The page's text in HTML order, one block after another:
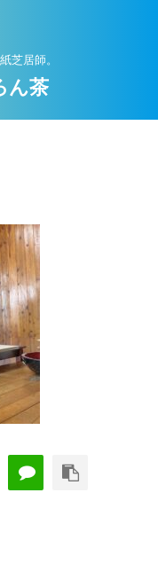
芝居師。
ん茶